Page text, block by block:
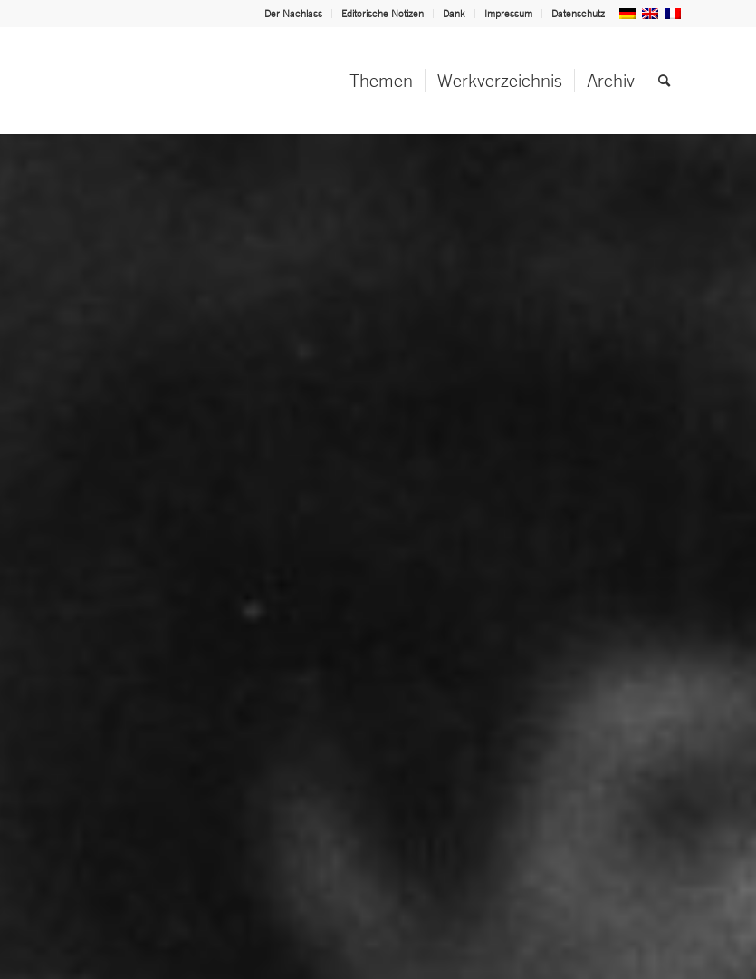
Der Nachlass Editorische Notizen Dank Impressum Datenschutz
Themen Werkverzeichnis Archiv